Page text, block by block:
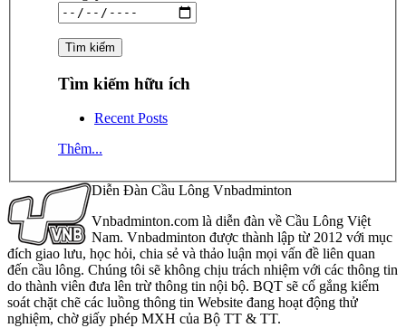
Tìm kiếm hữu ích
Recent Posts
Thêm...
Diễn Đàn Cầu Lông Vnbadminton
Vnbadminton.com là diễn đàn về Cầu Lông Việt
Nam. Vnbadminton được thành lập từ 2012 với mục
đích giao lưu, học hỏi, chia sẻ và thảo luận mọi vấn đề liên quan
đến cầu lông. Chúng tôi sẽ không chịu trách nhiệm với các thông tin
do thành viên đưa lên trừ thông tin nội bộ. BQT sẽ cố gắng kiểm
soát chặt chẽ các luồng thông tin Website đang hoạt động thử
nghiệm, chờ giấy phép MXH của Bộ TT & TT.